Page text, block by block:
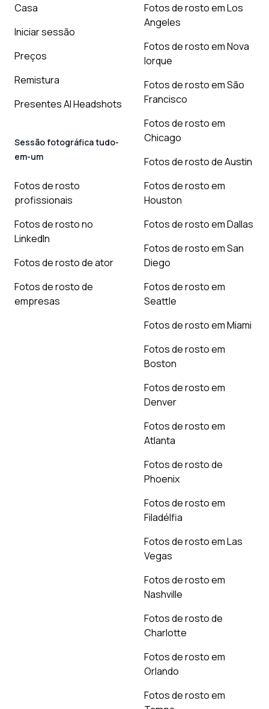
Casa
Iniciar sessão
Preços
Remistura
Presentes AI Headshots
Sessão fotográfica tudo-
em-um
Fotos de rosto
profissionais
Fotos de rosto no
LinkedIn
Fotos de rosto de ator
Fotos de rosto de
empresas
Fotos de rosto em Los
Angeles
Fotos de rosto em Nova
Iorque
Fotos de rosto em São
Francisco
Fotos de rosto em
Chicago
Fotos de rosto de Austin
Fotos de rosto em
Houston
Fotos de rosto em Dallas
Fotos de rosto em San
Diego
Fotos de rosto em
Seattle
Fotos de rosto em Miami
Fotos de rosto em
Boston
Fotos de rosto em
Denver
Fotos de rosto em
Atlanta
Fotos de rosto de
Phoenix
Fotos de rosto em
Filadélfia
Fotos de rosto em Las
Vegas
Fotos de rosto em
Nashville
Fotos de rosto de
Charlotte
Fotos de rosto em
Orlando
Fotos de rosto em